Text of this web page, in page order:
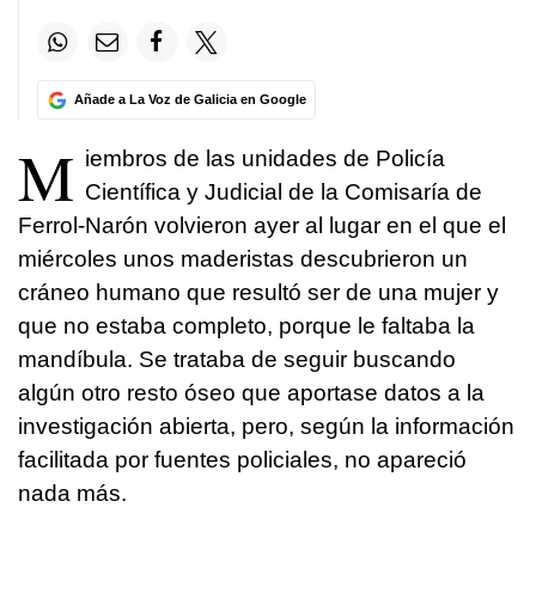
Añade a La Voz de Galicia en Google
M iembros de las unidades de Policía
Científica y Judicial de la Comisaría de
Ferrol-Narón volvieron ayer al lugar en el que el
miércoles unos maderistas descubrieron un
cráneo humano que resultó ser de una mujer y
que no estaba completo, porque le faltaba la
mandíbula. Se trataba de seguir buscando
algún otro resto óseo que aportase datos a la
investigación abierta, pero, según la información
facilitada por fuentes policiales, no apareció
nada más.